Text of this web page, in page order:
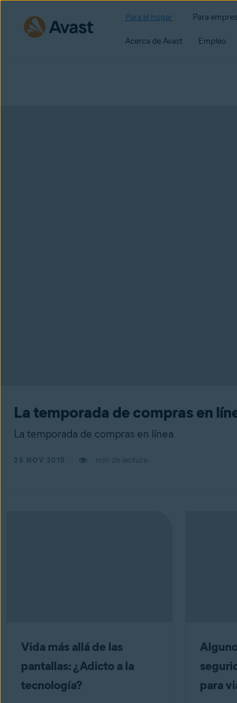
Para el hogar Para
Acerca de Avast Empleo
La temporada de compras en
La temporada de compras en línea
25 NOV 2015 min de lectura
Vida más allá de las
pantallas: ¿Adicto a la
tecnología?
para